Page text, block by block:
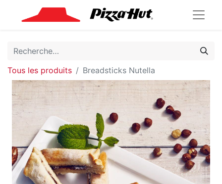
Tous les produits Breadsticks Nutella